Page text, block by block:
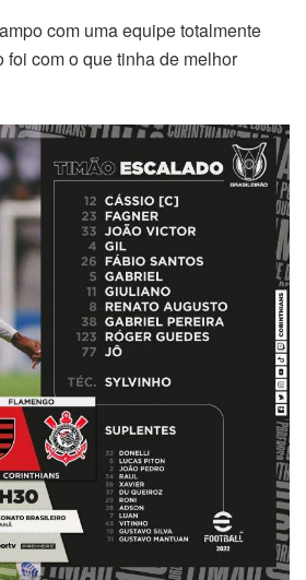
com uma equipe totalmente
foi com o que tinha de melhor